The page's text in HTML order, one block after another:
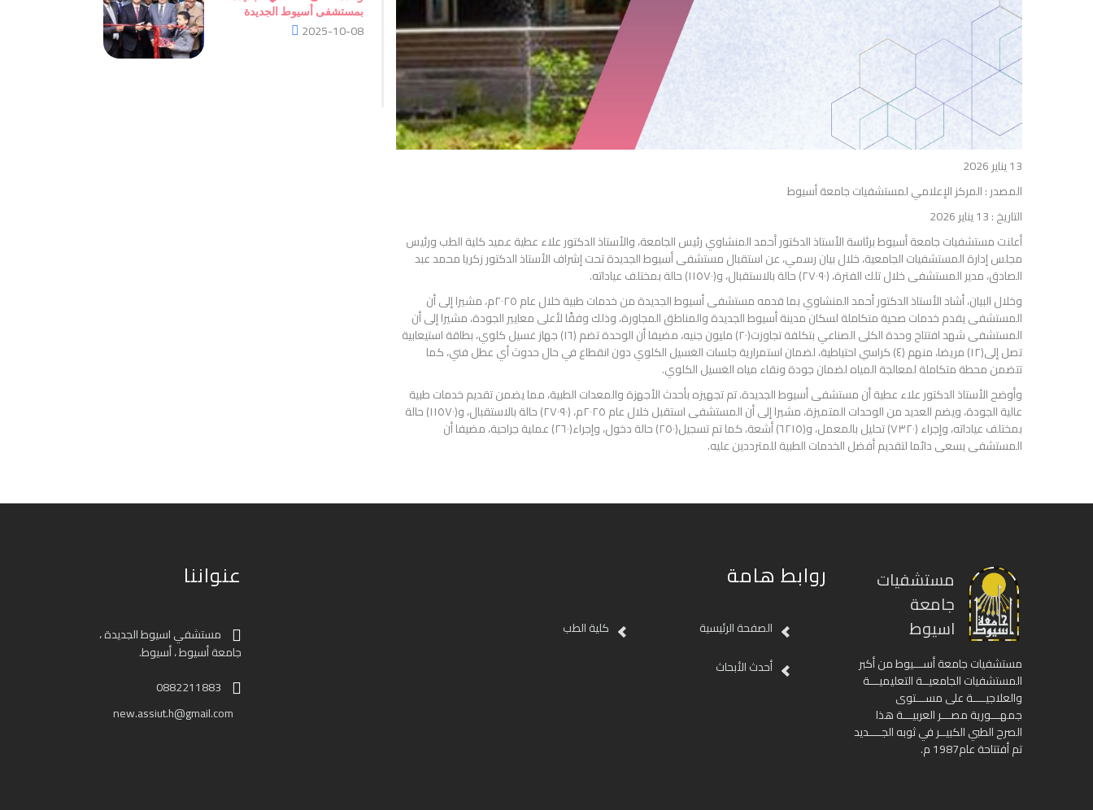
13 يناير 2026
المصدر : المركز الإعلامي لمستشفيات جامعة أسيوط
التاريخ : 13 يناير 2026
أعلنت مستشفيات جامعة أسيوط برئاسة الأستاذ الدكتور أحمد المنشاوي رئيس الجامعة، والأستاذ الدكتور علاء عطية عميد كلية الطب ورئيس
مجلس إدارة المستشفيات الجامعية، خلال بيان رسمي، عن استقبال مستشفى أسيوط الجديدة تحت إشراف الأستاذ الدكتور زكريا محمد عبد
الصادق، مدير المستشفى خلال تلك الفترة، (٢٧٠٩٠) حالة بالاستقبال، و(١١٥٧٠) حالة بمختلف عياداته.
وخلال البيان، أشاد الأستاذ الدكتور أحمد المنشاوي بما قدمه مستشفى أسيوط الجديدة من خدمات طبية خلال عام ٢٠٢٥م، مشيرا إلى أن
المستشفى يقدم خدمات صحية متكاملة لسكان مدينة أسيوط الجديدة والمناطق المجاورة، وذلك وفقًا لأعلى معايير الجودة، مشيرا إلى أن
المستشفى شهد افتتاح وحدة الكلى الصناعي بتكلفة تجاوزت(٢٠) مليون جنيه، مضيفا أن الوحدة تضم (١٦) جهاز غسيل كلوي، بطاقة استيعابية
تصل إلى(١٢) مريضا، منهم (٤) كراسي احتياطية، لضمان استمرارية جلسات الغسيل الكلوي دون انقطاع في حال حدوث أي عطل فني، كما
تتضمن محطة متكاملة لمعالجة المياه لضمان جودة ونقاء مياه الغسيل الكلوي.
وأوضح الأستاذ الدكتور علاء عطية أن مستشفى أسيوط الجديدة، تم تجهيزه بأحدث الأجهزة والمعدات الطبية، مما يضمن تقديم خدمات طبية
عالية الجودة، ويضم العديد من الوحدات المتميزة، مشيرا إلى أن المستشفى استقبل خلال عام ٢٠٢٥م، (٢٧٠٩٠) حالة بالاستقبال، و(١١٥٧٠) حالة
بمختلف عياداته، وإجراء (٧٣٢٠) تحليل بالمعمل، و(٦٢١٥) أشعة، كما تم تسجيل(٢٥٠) حالة دخول، وإجراء(٢٦٠) عملية جراحية، مضيفا أن
المستشفى يسعى دائما لتقديم أفضل الخدمات الطبية للمترددين عليه.
بمستشفى أسيوط الجديدة
2025-10-08
مستشفيات
جامعة
اسيوط
مستشفيات جامعة أســـيوط من أكبر
المستشفيات الجامعيــة التعليميـــة
والعلاجيــــة على مســـتوى
جمهـــورية مصـــر العربيـــة هذا
الصرح الطبي الكبيــر في ثوبه الجــــديد
تم أفتتاحة عام1987 م.
روابط هامة
الصفحة الرئيسية
كلية الطب
أحدث الأبحاث
عنواننا
مستشفي اسيوط الجديدة ،
جامعة أسيوط ، أسيوط.
0882211883
new.assiut.h@gmail.com